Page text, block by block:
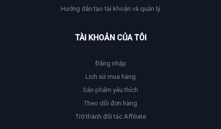
Hướng dẫn tạo tài khoản và quản lý
TÀI KHOẢN CỦA TÔI
Đăng nhập
Lịch sử mua hàng
Sản phẩm yêu thích
Theo dõi đơn hàng
Trở thành đối tác Affiliate